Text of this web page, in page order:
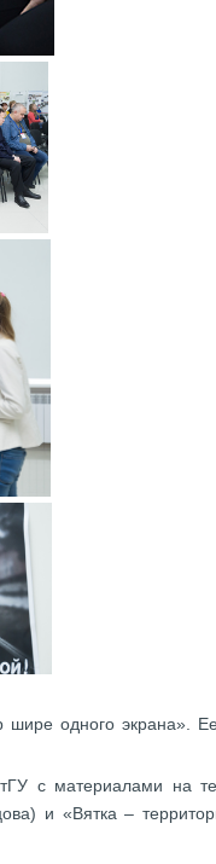
одного экрана».
с материалами на
и «Вятка –